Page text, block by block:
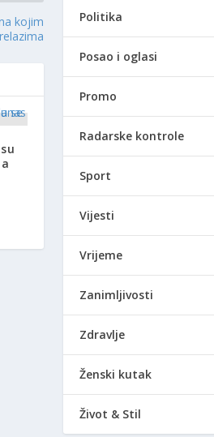
kojim
Politika
Posao i oglasi
Promo
Radarske kontrole
Sport
Vijesti
Vrijeme
Zanimljivosti
Zdravlje
Ženski kutak
Život & Stil